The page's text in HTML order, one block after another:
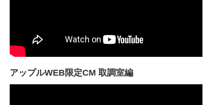
アップルWEB限定CM 取調室編